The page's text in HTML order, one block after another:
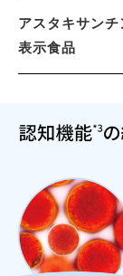
アスタキサン
表示食品